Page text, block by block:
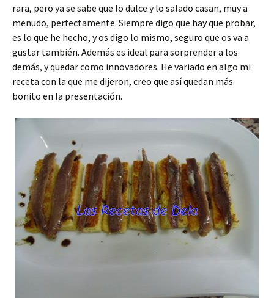
rara, pero ya se sabe que lo dulce y lo salado casan, muy a
menudo, perfectamente. Siempre digo que hay que probar,
es lo que he hecho, y os digo lo mismo, seguro que os va a
gustar también. Además es ideal para sorprender a los
demás, y quedar como innovadores. He variado en algo mi
receta con la que me dijeron, creo que así quedan más
bonito en la presentación.